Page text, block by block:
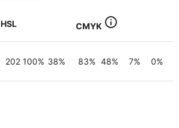
HSL CMYK info_outline
202 100% 38% 83% 48% 7% 0%